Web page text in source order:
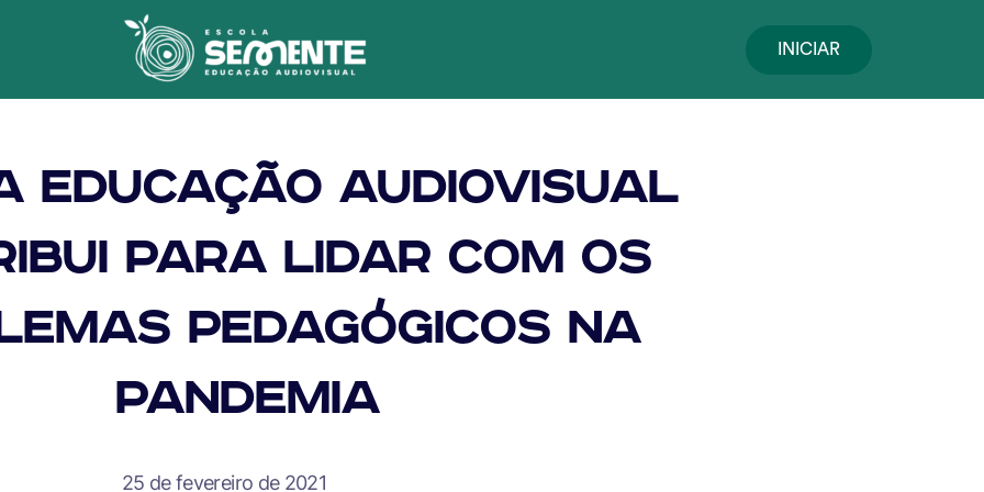
INICIAR
Educação Audiovisual
para lidar com os
pedagógicos na
pandemia
25 de fevereiro de 2021